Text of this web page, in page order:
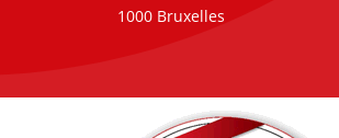
1000 Bruxelles